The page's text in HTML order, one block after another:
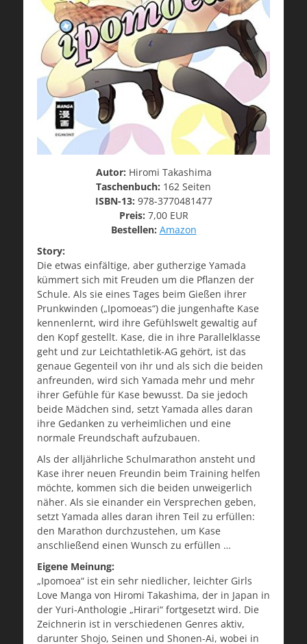
Autor: Hiromi Takashima
Taschenbuch: 162 Seiten
ISBN-13: 978-3770481477
Preis: 7,00 EUR
Bestellen: Amazon
Story:
Die etwas einfältige, aber gutherzige Yamada
kümmert sich mit Freuden um die Pflanzen der
Schule. Als sie eines Tages beim Gießen ihrer
Prunkwinden („Ipomoeas“) die jungenhafte Kase
kennenlernt, wird ihre Gefühlswelt gewaltig auf
den Kopf gestellt. Kase, die in ihre Parallelklasse
geht und zur Leichtathletik-AG gehört, ist das
genaue Gegenteil von ihr und als sich die beiden
anfreunden, wird sich Yamada mehr und mehr
ihrer Gefühle für Kase bewusst. Da sie jedoch
beide Mädchen sind, setzt Yamada alles daran
ihre Gedanken zu verheimlichen und eine
normale Freundschaft aufzubauen.
Als der alljährliche Schulmarathon ansteht und
Kase ihrer neuen Freundin beim Training helfen
möchte, kommen sich die beiden unweigerlich
näher. Als sie einander ein Versprechen geben,
setzt Yamada alles daran ihren Teil zu erfüllen:
den Marathon durchzustehen, um Kase
anschließend einen Wunsch zu erfüllen …
Eigene Meinung:
„Ipomoea“ ist ein sehr niedlicher, leichter Girls
Love Manga von Hiromi Takashima, der in Japan in
der Yuri-Anthologie „Hirari“ fortgesetzt wird. Die
Zeichnerin ist in verschiedenen Genres aktiv,
darunter Shojo, Seinen und Shonen-Ai, wobei in